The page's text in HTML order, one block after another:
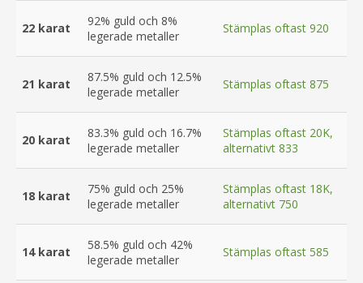
22 karat
92% guld och 8%
legerade metaller
Stämplas oftast 920
21 karat
87.5% guld och 12.5%
legerade metaller
Stämplas oftast 875
20 karat
83.3% guld och 16.7%
legerade metaller
Stämplas oftast 20K,
alternativt 833
18 karat
75% guld och 25%
legerade metaller
Stämplas oftast 18K,
alternativt 750
14 karat
58.5% guld och 42%
legerade metaller
Stämplas oftast 585